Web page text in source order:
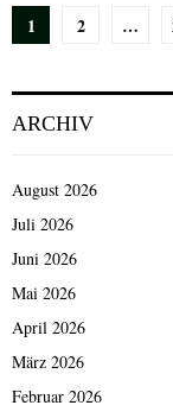
Beiträge
1 2 …
ARCHIV
August 2026
Juli 2026
Juni 2026
Mai 2026
April 2026
März 2026
Februar 2026